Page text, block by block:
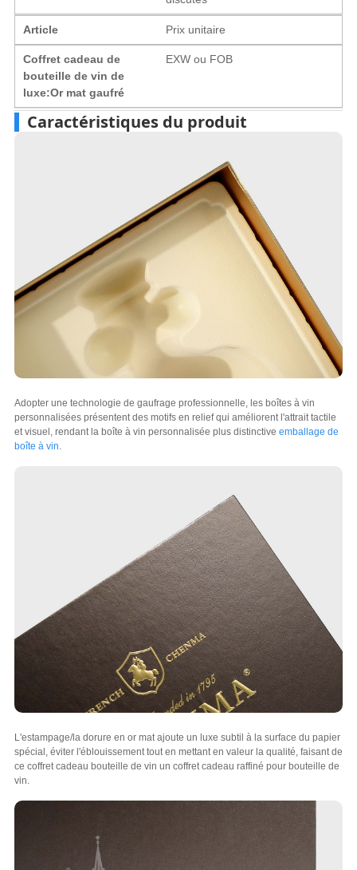
Article Prix ​​unitaire
Coffret cadeau de
bouteille de vin de
luxe:Or mat gaufré
EXW ou FOB
Caractéristiques du produit
Adopter une technologie de gaufrage professionnelle, les boîtes à vin
personnalisées présentent des motifs en relief qui améliorent l'attrait tactile
et visuel, rendant la boîte à vin personnalisée plus distinctive emballage de
boîte à vin
L'estampage/la dorure en or mat ajoute un luxe subtil à la surface du papier
spécial, éviter l'éblouissement tout en mettant en valeur la qualité, faisant de
ce coffret cadeau bouteille de vin un coffret cadeau raffiné pour bouteille de
vin.